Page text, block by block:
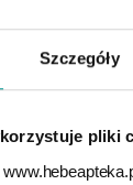
Szczegóły
pliki